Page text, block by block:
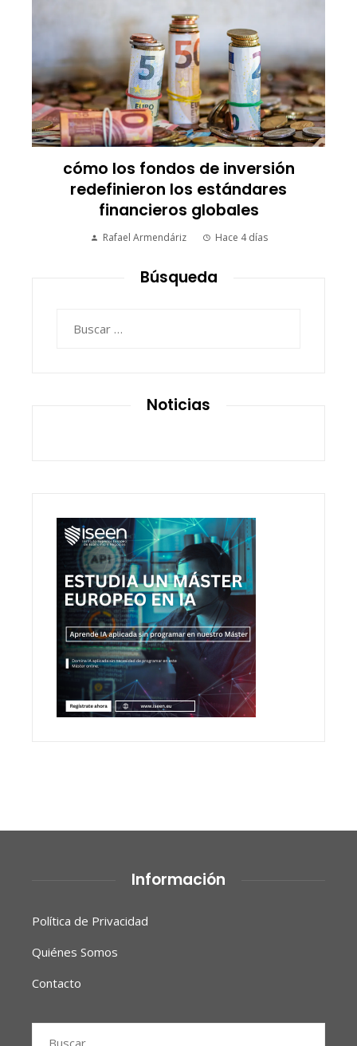
cómo los fondos de inversión
redefinieron los estándares
financieros globales
Rafael Armendáriz Hace 4 días
Búsqueda
Noticias
Información
Política de Privacidad
Quiénes Somos
Contacto